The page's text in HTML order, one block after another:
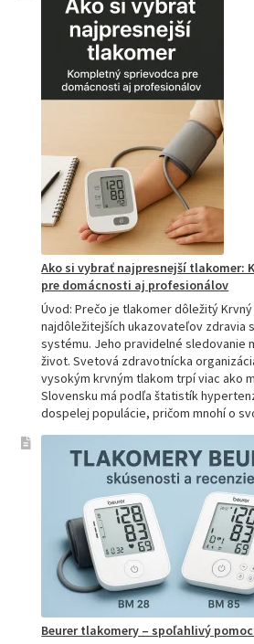
akupresúrnou
podložkou:
Ako
si
vybrať
tú
prečo
je
hitom
na
Slovensku?
Ako si vybrať najpresnejší tlakomer:
pre domácnosti aj profesionálov
Úvod: Prečo je tlakomer dôležitý
najdôležitejších ukazovateľov zdravia
systému. Jeho pravidelné sledovanie
život. Svetová zdravotnícka
vysokým krvným tlakom trpí viac ako
Slovensku má podľa štatistík
dospelej populácie, pričom mnohí o
Beurer tlakomery – spoľahlivý